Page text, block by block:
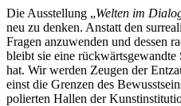
Die Ausstellung „Welten im
neu zu denken. Anstatt den
Fragen anzuwenden und dessen
bleibt sie eine
hat. Wir werden Zeugen der
einst die Grenzen des
polierten Hallen der